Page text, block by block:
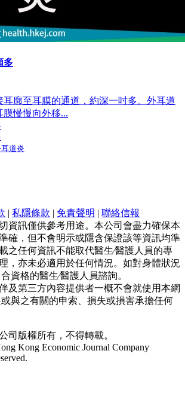
多
耳廓至耳膜的通道，約深一吋多。外耳道
膜慢慢向外移...
道炎
| 私隱條款 | 免責聲明 | 聯絡信報
資訊僅供參考用途。本公司會盡力確保本
確，但不會明示或隱含保證該等資訊均準
之任何資訊不能取代醫生∕醫護人員的專
，亦未必適用於任何情況。如對身體狀況
資格的醫生∕醫護人員諮詢。
及第三方內容提供者一概不會就使用本網
與之有關的申索、損失或損害承擔任何
司版權所有，不得轉載。
Kong Economic Journal Company